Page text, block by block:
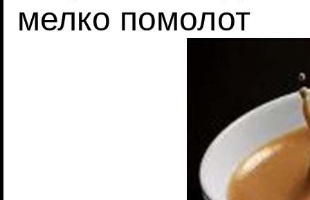
мелко помолот